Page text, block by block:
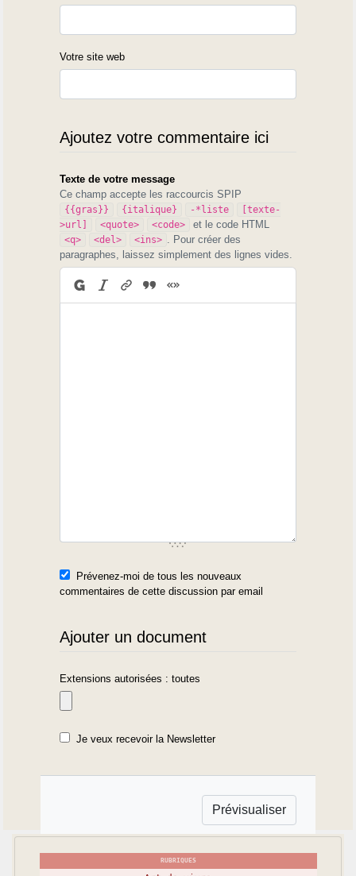
Votre site web
Ajoutez votre commentaire ici
Texte de votre message
Ce champ accepte les raccourcis SPIP
{{gras}} {italique} -*liste
[texte-
>url]
<quote> <code> et le code HTML
<q> <del> <ins>
. Pour créer des
paragraphes, laissez simplement des lignes vides.
Prévenez-moi de tous les nouveaux
commentaires de cette discussion par email
Ajouter un document
Extensions autorisées : toutes
Je veux recevoir la Newsletter
RUBRIQUES